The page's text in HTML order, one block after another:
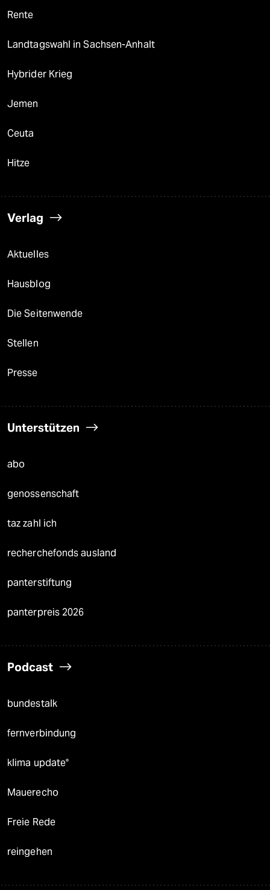
Rente
Landtagswahl in Sachsen-Anhalt
Hybrider Krieg
Jemen
Ceuta
Hitze
Verlag
Aktuelles
Hausblog
Die Seitenwende
Stellen
Presse
Unterstützen
abo
genossenschaft
taz zahl ich
recherchefonds ausland
panterstiftung
panterpreis 2026
Podcast
bundestalk
fernverbindung
klima update°
Mauerecho
Freie Rede
reingehen